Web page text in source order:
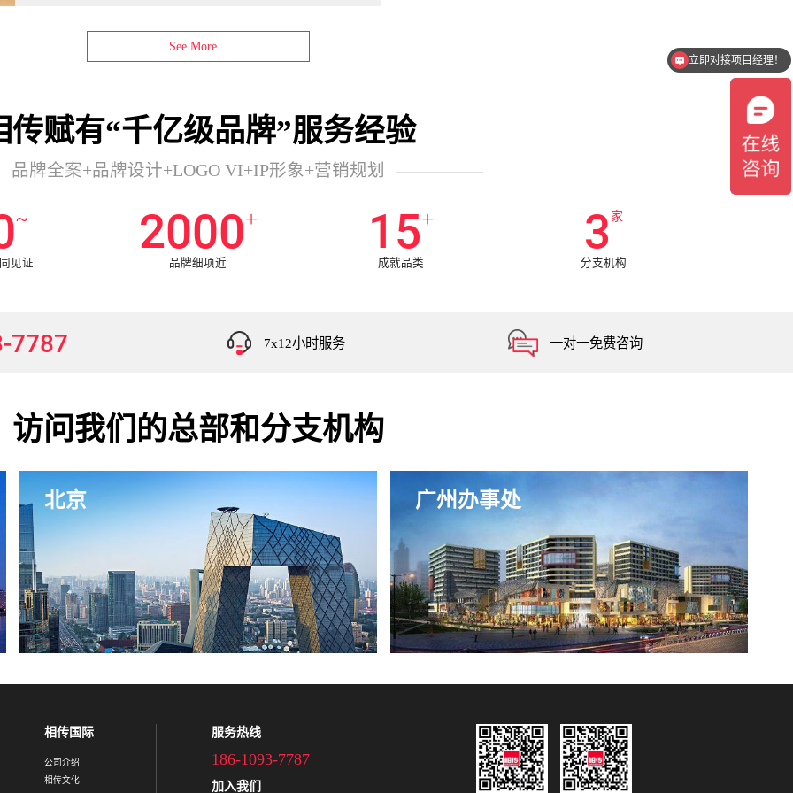
See More...
传赋有“千亿级品牌”服务经验
品牌全案+品牌设计+LOGO VI+IP形象+营销规划
~
见证
2000+
品牌细项近
15+
成就品类
3 家
分支机构
7787 7x12小时服务 一对一免费咨询
访问我们的总部和分支机构
北京 广州办事处
相传国际
公司介绍
相传文化
服务热线
186-1093-7787
加入我们
立即对接项目经理！